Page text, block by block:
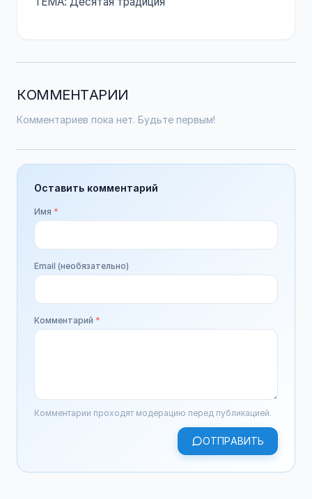
КОММЕНТАРИИ
Комментариев пока нет. Будьте первым!
Оставить комментарий
Имя *
Email (необязательно)
Комментарий *
Комментарии проходят модерацию перед публикацией.
ОТПРАВИТЬ